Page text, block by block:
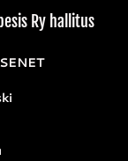
Ry hallitus